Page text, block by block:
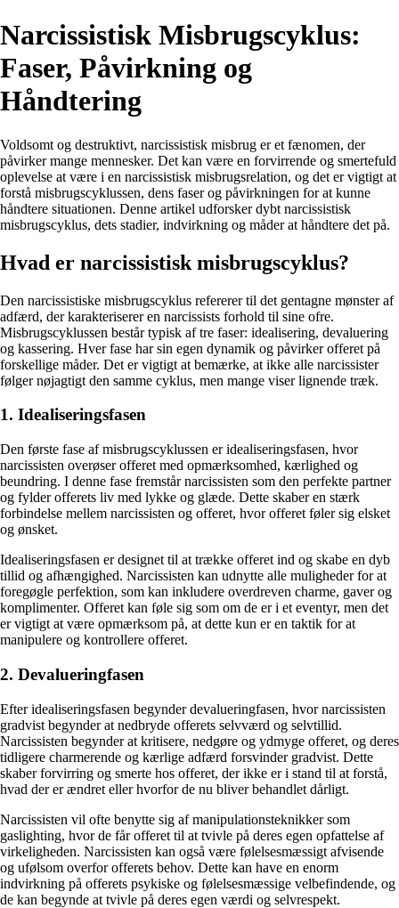
Narcissistisk Misbrugscyklus:
Faser, Påvirkning og
Håndtering
Voldsomt og destruktivt, narcissistisk misbrug er et fænomen, der
påvirker mange mennesker. Det kan være en forvirrende og smertefuld
oplevelse at være i en narcissistisk misbrugsrelation, og det er vigtigt at
forstå misbrugscyklussen, dens faser og påvirkningen for at kunne
håndtere situationen. Denne artikel udforsker dybt narcissistisk
misbrugscyklus, dets stadier, indvirkning og måder at håndtere det på.
Hvad er narcissistisk misbrugscyklus?
Den narcissistiske misbrugscyklus refererer til det gentagne mønster af
adfærd, der karakteriserer en narcissists forhold til sine ofre.
Misbrugscyklussen består typisk af tre faser: idealisering, devaluering
og kassering. Hver fase har sin egen dynamik og påvirker offeret på
forskellige måder. Det er vigtigt at bemærke, at ikke alle narcissister
følger nøjagtigt den samme cyklus, men mange viser lignende træk.
1. Idealiseringsfasen
Den første fase af misbrugscyklussen er idealiseringsfasen, hvor
narcissisten overøser offeret med opmærksomhed, kærlighed og
beundring. I denne fase fremstår narcissisten som den perfekte partner
og fylder offerets liv med lykke og glæde. Dette skaber en stærk
forbindelse mellem narcissisten og offeret, hvor offeret føler sig elsket
og ønsket.
Idealiseringsfasen er designet til at trække offeret ind og skabe en dyb
tillid og afhængighed. Narcissisten kan udnytte alle muligheder for at
foregøgle perfektion, som kan inkludere overdreven charme, gaver og
komplimenter. Offeret kan føle sig som om de er i et eventyr, men det
er vigtigt at være opmærksom på, at dette kun er en taktik for at
manipulere og kontrollere offeret.
2. Devalueringfasen
Efter idealiseringsfasen begynder devalueringfasen, hvor narcissisten
gradvist begynder at nedbryde offerets selvværd og selvtillid.
Narcissisten begynder at kritisere, nedgøre og ydmyge offeret, og deres
tidligere charmerende og kærlige adfærd forsvinder gradvist. Dette
skaber forvirring og smerte hos offeret, der ikke er i stand til at forstå,
hvad der er ændret eller hvorfor de nu bliver behandlet dårligt.
Narcissisten vil ofte benytte sig af manipulationsteknikker som
gaslighting, hvor de får offeret til at tvivle på deres egen opfattelse af
virkeligheden. Narcissisten kan også være følelsesmæssigt afvisende
og ufølsom overfor offerets behov. Dette kan have en enorm
indvirkning på offerets psykiske og følelsesmæssige velbefindende, og
de kan begynde at tvivle på deres egen værdi og selvrespekt.